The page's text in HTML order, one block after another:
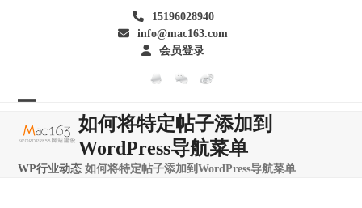
15196028940
info@mac163.com
会员登录
mobile
menu
mobile
menu
如何将特定帖子添加到
WordPress导航菜单
WP行业动态 如何将特定帖子添加到WordPress导航菜单